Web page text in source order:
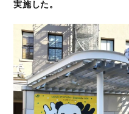
実施した。